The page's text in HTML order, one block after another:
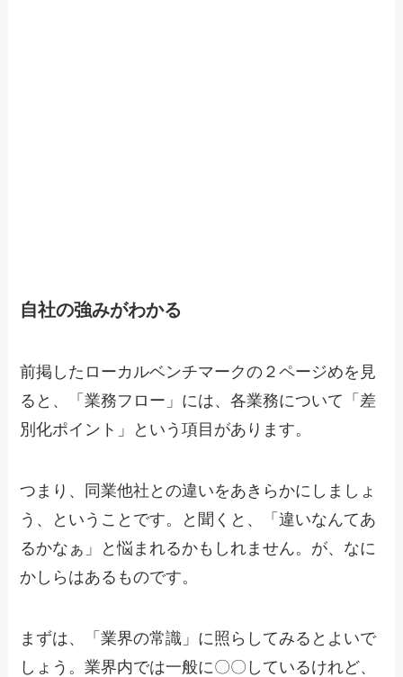
自社の強みがわかる
前掲したローカルベンチマークの２ページめを見
ると、「業務フロー」には、各業務について「差
別化ポイント」という項目があります。
つまり、同業他社との違いをあきらかにしましょ
う、ということです。と聞くと、「違いなんてあ
るかなぁ」と悩まれるかもしれません。が、なに
かしらはあるものです。
まずは、「業界の常識」に照らしてみるとよいで
しょう。業界内では一般に〇〇しているけれど、